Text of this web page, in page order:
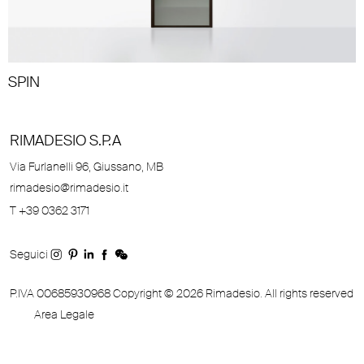
SPIN
RIMADESIO S.P.A
Via Furlanelli 96, Giussano, MB
rimadesio@rimadesio.it
T +39 0362 3171
Seguici
P.IVA 00685930968 Copyright © 2026 Rimadesio. All rights reserved
Area Legale